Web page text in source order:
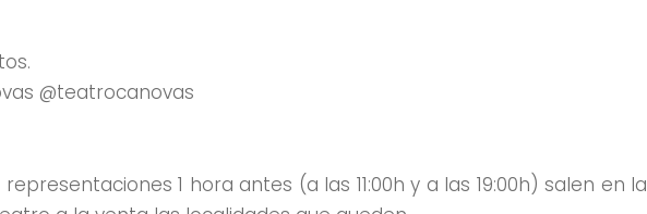
@teatrocanovas
1 hora antes (a las 11:00h y a las 19:00h) salen en la